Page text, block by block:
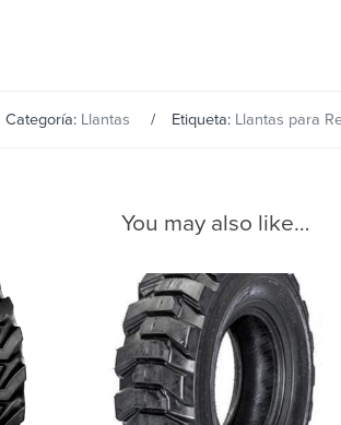
Categoría: Llantas Etiqueta: Llantas para
You may also like…